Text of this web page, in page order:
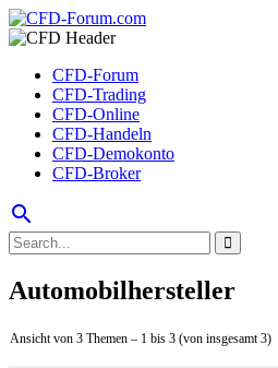
CFD-Forum
CFD-Trading
CFD-Online
CFD-Handeln
CFD-Demokonto
CFD-Broker
search
Automobilhersteller
Ansicht von 3 Themen – 1 bis 3 (von insgesamt 3)